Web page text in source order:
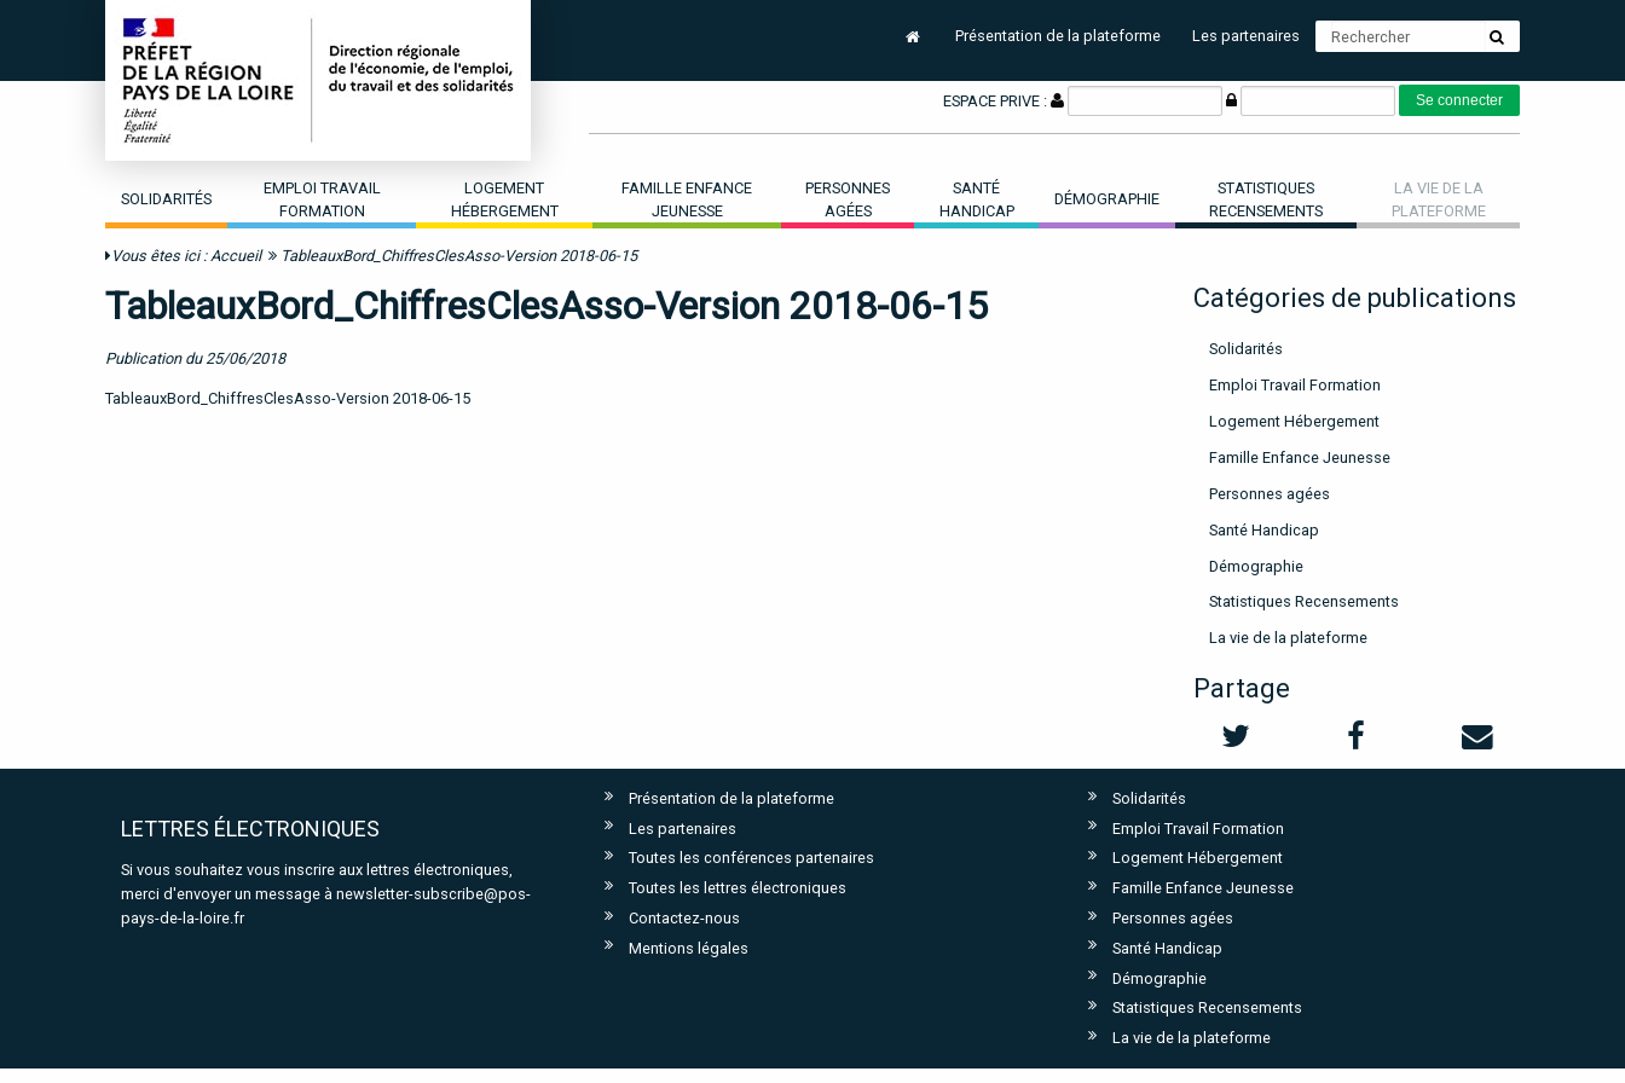
Présentation de la plateforme Les partenaires
ESPACE PRIVE :
SOLIDARITÉS
EMPLOI TRAVAIL
FORMATION
LOGEMENT
HÉBERGEMENT
FAMILLE ENFANCE
JEUNESSE
PERSONNES
AGÉES
SANTÉ
HANDICAP
DÉMOGRAPHIE
STATISTIQUES
RECENSEMENTS
LA VIE DE LA
PLATEFORME
Vous êtes ici : Accueil TableauxBord_ChiffresClesAsso-Version 2018-06-15
TableauxBord_ChiffresClesAsso-Version 2018-06-15
Publication du 25/06/2018
TableauxBord_ChiffresClesAsso-Version 2018-06-15
Catégories de publications
Solidarités
Emploi Travail Formation
Logement Hébergement
Famille Enfance Jeunesse
Personnes agées
Santé Handicap
Démographie
Statistiques Recensements
La vie de la plateforme
Partage
LETTRES ÉLECTRONIQUES
Si vous souhaitez vous inscrire aux lettres électroniques,
merci d'envoyer un message à newsletter-subscribe@pos-
pays-de-la-loire.fr
Présentation de la plateforme
Les partenaires
Toutes les conférences partenaires
Toutes les lettres électroniques
Contactez-nous
Mentions légales
Solidarités
Emploi Travail Formation
Logement Hébergement
Famille Enfance Jeunesse
Personnes agées
Santé Handicap
Démographie
Statistiques Recensements
La vie de la plateforme